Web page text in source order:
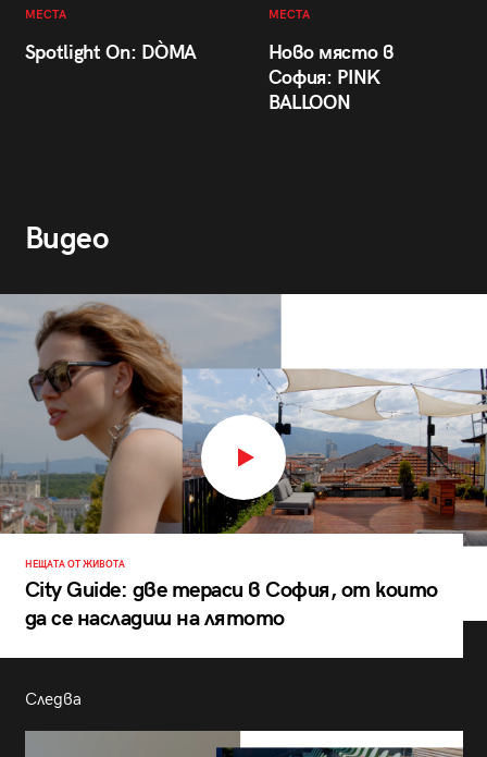
МЕСТА
Spotlight On: DÒMA
МЕСТА
Ново място в
София: PINK
BALLOON
Видео
НЕЩАТА ОТ ЖИВОТА
City Guide: две тераси в София, от които
да се насладиш на лятото
Следва